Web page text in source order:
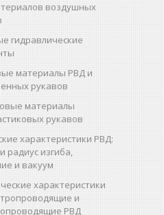
воздушных
гидравлические
материалы РВД и
рукавов
материалы
рукавов
характеристики РВД:
радиус изгиба,
и вакуум
характеристики
и
РВД